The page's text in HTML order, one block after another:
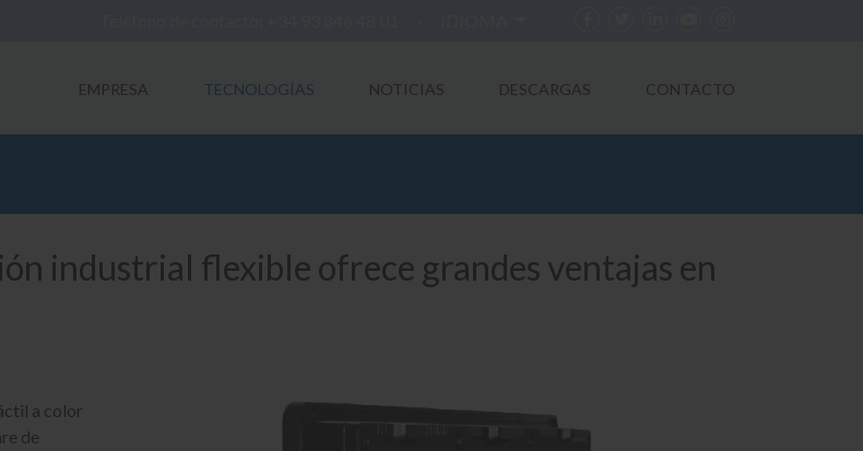
EMPRESA TECNOLOGÍAS NOTICIAS DESCARGAS CONTACTO
industrial flexible ofrece grandes ventajas en
a color
de